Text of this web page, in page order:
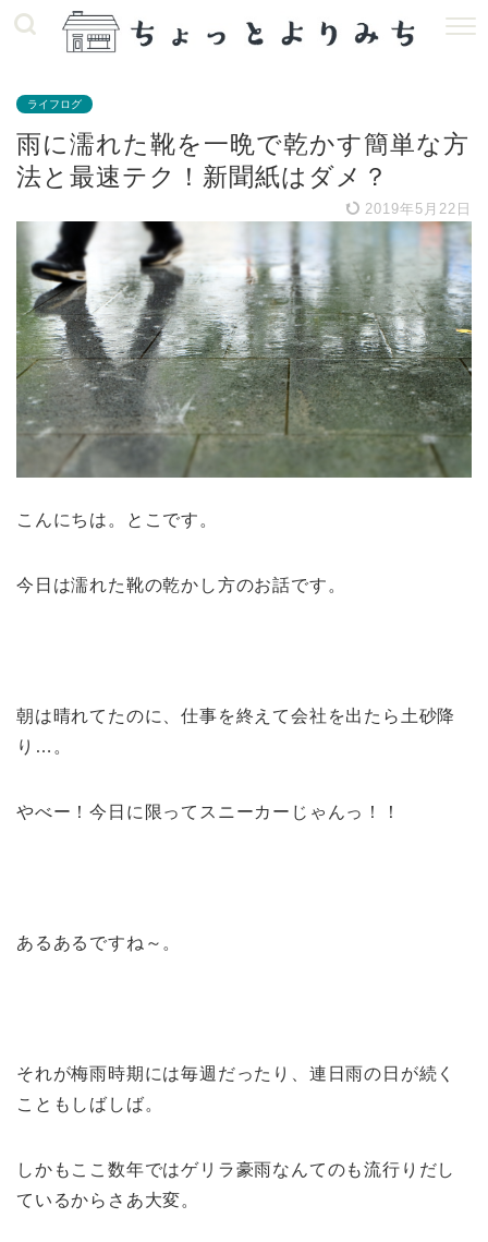
ライフログ
雨に濡れた靴を一晩で乾かす簡単な方
法と最速テク！新聞紙はダメ？
2019年5月22日
こんにちは。とこです。
今日は濡れた靴の乾かし方のお話です。
朝は晴れてたのに、仕事を終えて会社を出たら土砂降
り…。
やべー！今日に限ってスニーカーじゃんっ！！
あるあるですね～。
それが梅雨時期には毎週だったり、連日雨の日が続く
こともしばしば。
しかもここ数年ではゲリラ豪雨なんてのも流行りだし
ているからさあ大変。